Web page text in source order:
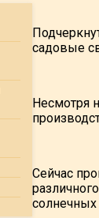
садовые
Несмотря
Сейчас
солнечных